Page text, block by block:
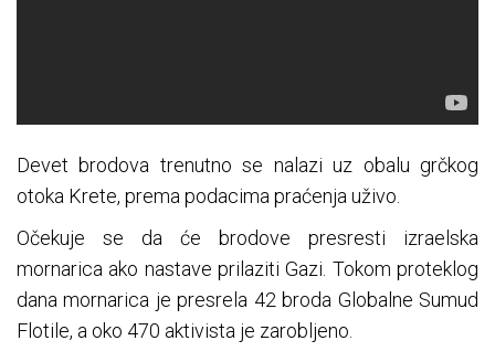
Devet brodova trenutno se nalazi uz obalu grčkog
otoka Krete, prema podacima praćenja uživo.
Očekuje se da će brodove presresti izraelska
mornarica ako nastave prilaziti Gazi. Tokom proteklog
dana mornarica je presrela 42 broda Globalne Sumud
Flotile, a oko 470 aktivista je zarobljeno.